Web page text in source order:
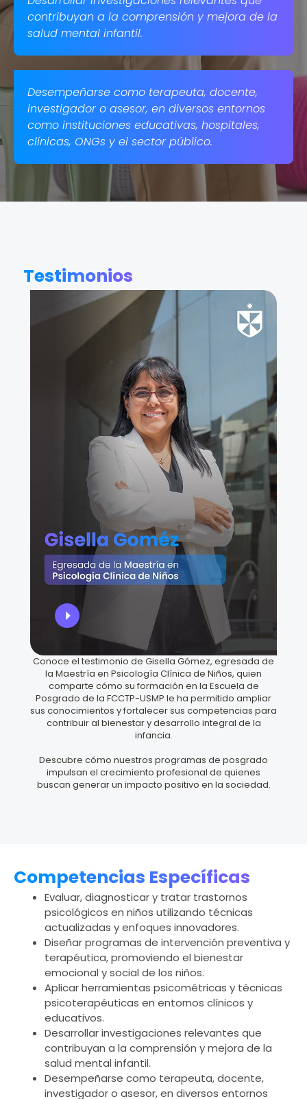
contribuyan a la comprensión y mejora de la
salud mental infantil. ​
Desempeñarse como terapeuta, docente,
investigador o asesor, en diversos entornos
como instituciones educativas, hospitales,
clínicas, ONGs y el sector público.​
Testimonios
Conoce el testimonio de Gisella Gómez, egresada de
la Maestría en Psicología Clínica de Niños, quien
comparte cómo su formación en la Escuela de
Posgrado de la FCCTP-USMP le ha permitido ampliar
sus conocimientos y fortalecer sus competencias para
contribuir al bienestar y desarrollo integral de la
infancia.
Descubre cómo nuestros programas de posgrado
impulsan el crecimiento profesional de quienes
buscan generar un impacto positivo en la sociedad.
Competencias Específicas ​
Evaluar, diagnosticar y tratar trastornos
psicológicos en niños utilizando técnicas
actualizadas y enfoques innovadores. ​
Diseñar programas de intervención preventiva y
terapéutica, promoviendo el bienestar
emocional y social de los niños. ​
Aplicar herramientas psicométricas y técnicas
psicoterapéuticas en entornos clínicos y
educativos. ​
Desarrollar investigaciones relevantes que
contribuyan a la comprensión y mejora de la
salud mental infantil. ​
Desempeñarse como terapeuta, docente,
investigador o asesor, en diversos entornos